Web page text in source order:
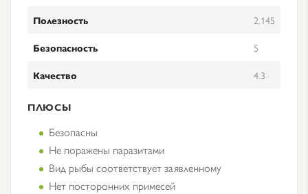
Полезность
2.145
Безопасность
5
Качество
4.3
ПЛЮСЫ
Безопасны
Не поражены паразитами
Вид рыбы соответствует заявленному
Нет посторонних примесей